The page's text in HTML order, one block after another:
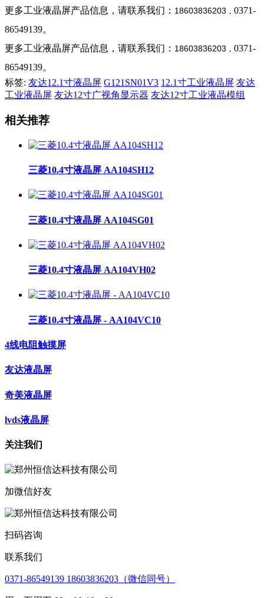
更多工业液晶屏产品信息，请联系我们： 18603836203 ， 0371-
86549139。
更多工业液晶屏产品信息，请联系我们： 18603836203 ， 0371-
86549139。
标签: 友达12.1寸液晶屏 G121SN01V3 12.1寸工业液晶屏 友达
工业液晶屏 友达12寸广视角显示器 友达12寸工业液晶模组
相关推荐
三菱10.4寸液晶屏 AA104SH12
三菱10.4寸液晶屏 AA104SG01
三菱10.4寸液晶屏 AA104VH02
三菱10.4寸液晶屏 - AA104VC10
4线电阻触摸屏
友达液晶屏
奇美液晶屏
lvds液晶屏
关注我们
加微信好友
扫码咨询
联系我们
0371-86549139 18603836203（微信同号）